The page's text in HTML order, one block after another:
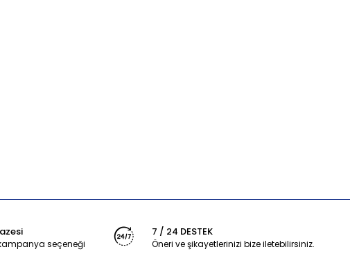
seçeneği
7 / 24 DESTEK
Öneri ve şikayetlerinizi bize iletebilirsiniz.